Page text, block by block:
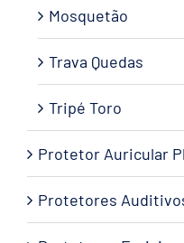
Mosquetão
Trava Quedas
Tripé Toro
Protetor Auricular
Protetores